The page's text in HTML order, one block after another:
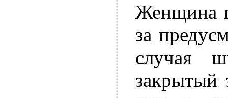
Женщина
за
случая
закрытый